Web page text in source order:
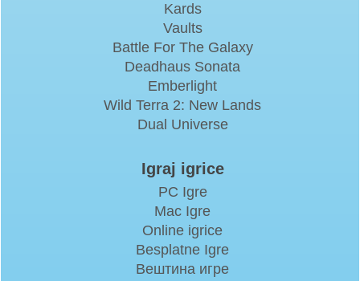
Kards
Vaults
Battle For The Galaxy
Deadhaus Sonata
Emberlight
Wild Terra 2: New Lands
Dual Universe
Igraj igrice
PC Igre
Mac Igre
Online igrice
Besplatne Igre
Вештина игре